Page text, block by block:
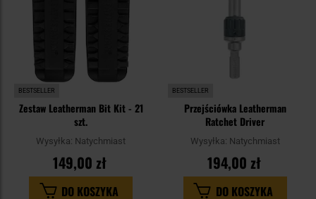
BESTSELLER
Zestaw Leatherman Bit Kit - 21
szt.
Wysyłka: Natychmiast
149,00 zł
DO KOSZYKA
BESTSELLER
Przejściówka Leatherman
Ratchet Driver
Wysyłka: Natychmiast
194,00 zł
DO KOSZYKA